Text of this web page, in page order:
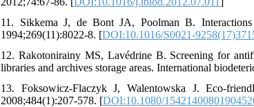
11. Sikkema J, de Bont JA, Poolman B.
1994;269(11):8022-8. [DOI:10.1016/S0021-
12. Rakotonirainy MS, Lavédrine B. Screening for
libraries and archives storage areas. International
13. Foksowicz-Flaczyk J, Walentowska J. Eco-
2008;484(1):207-578. [DOI:10.1080/